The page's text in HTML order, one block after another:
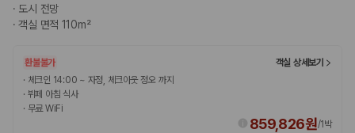
· 도시 전망
·객실 면적 110m²
환불불가
객실 상세보기
· 체크인 14:00 ~ 자정, 체크아웃 정오 까지
· 뷔페 아침 식사
· 무료 WiFi
859,826원/1박